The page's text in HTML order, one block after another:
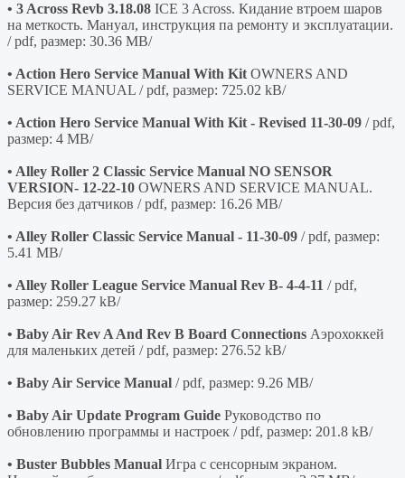
• 3 Across Revb 3.18.08 ICE 3 Across. Кидание втроем шаров
на меткость. Мануал, инструкция па ремонту и эксплуатации.
/ pdf, размер: 30.36 MB/
• Action Hero Service Manual With Kit OWNERS AND
SERVICE MANUAL / pdf, размер: 725.02 kB/
• Action Hero Service Manual With Kit - Revised 11-30-09 / pdf,
размер: 4 MB/
• Alley Roller 2 Classic Service Manual NO SENSOR
VERSION- 12-22-10 OWNERS AND SERVICE MANUAL.
Версия без датчиков / pdf, размер: 16.26 MB/
• Alley Roller Classic Service Manual - 11-30-09 / pdf, размер:
5.41 MB/
• Alley Roller League Service Manual Rev B- 4-4-11 / pdf,
размер: 259.27 kB/
• Baby Air Rev A And Rev B Board Connections Аэрохоккей
для маленьких детей / pdf, размер: 276.52 kB/
• Baby Air Service Manual / pdf, размер: 9.26 MB/
• Baby Air Update Program Guide Руководство по
обновлению программы и настроек / pdf, размер: 201.8 kB/
• Buster Bubbles Manual Игра с сенсорным экраном.